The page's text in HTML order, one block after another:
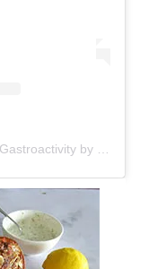
Una publicación compartida de Gastroactivity by Eva Garcinuño (@gastroactivity)